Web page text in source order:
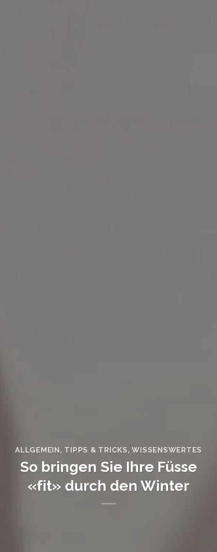
ALLGEMEIN, TIPPS & TRICKS,WISSENSWERTES
So bringen Sie Ihre Füsse
«fit» durch den Winter